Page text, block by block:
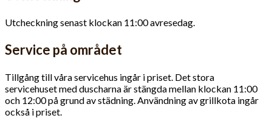
Utcheckning senast klockan 11:00 avresedag.
Service på området
Tillgång till våra servicehus ingår i priset. Det stora
servicehuset med duscharna är stängda mellan klockan 11:00
och 12:00 på grund av städning. Användning av grillkota ingår
också i priset.